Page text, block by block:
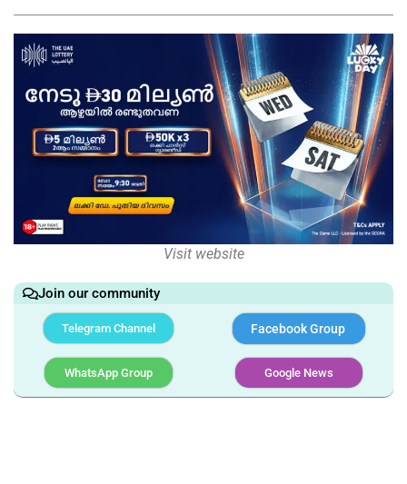
Visit website
Join our community
Telegram Channel Facebook Group
WhatsApp Group Google News